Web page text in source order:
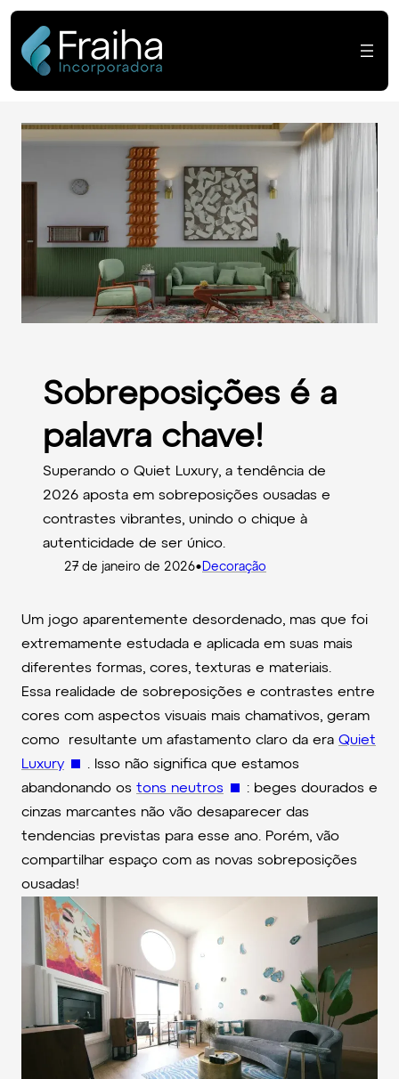
Sobreposições é
Sobreposições é a
palavra chave!
Superando o Quiet Luxury, a tendência de
2026 aposta em sobreposições ousadas e
contrastes vibrantes, unindo o chique à
autenticidade de ser único.
27 de janeiro de 2026• Decoração
Um jogo aparentemente desordenado, mas que foi
extremamente estudada e aplicada em suas mais
diferentes formas, cores, texturas e materiais.
Essa realidade de sobreposições e contrastes entre
cores com aspectos visuais mais chamativos, geram
como resultante um afastamento claro da era Quiet
Luxury
. Isso não significa que estamos
abandonando os tons neutros
: beges dourados e
cinzas marcantes não vão desaparecer das
tendencias previstas para esse ano. Porém, vão
compartilhar espaço com as novas sobreposições
ousadas!